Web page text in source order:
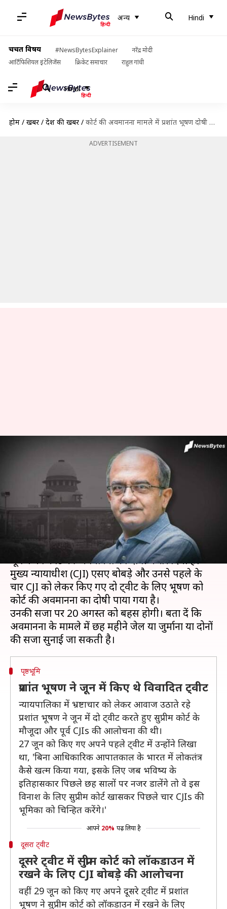
अन्य Hindi
चर्चित विषय #NewsBytesExplainer
नरेंद्र मोदी
आर्टिफिशियल इंटेलिजेंस
क्रिकेट समाचार राहुल गांधी
Hindi
होम / खबरें / देश की खबरें / कोर्ट की अवमानना मामले में प्रशांत भूषण दोषी करार, 20 अगस्त को सुनाई जाएगी सजा
ADVERTISEMENT
कोर्ट की अवमानना मामले में प्रशांत
भूषण दोषी करार, 20 अगस्त को
सुनाई जाएगी सजा
मुकुल तोमर Aug 14, 2020 12:54 pm
सुप्रीम कोर्ट ने वरिष्ठ वकील और सामाजिक कार्यकर्ता प्रशांत
भूषण को कोर्ट की अवमानना का दोषी करार दिया है।
मुख्य न्यायाधीश (CJI) एसए बोबड़े और उनसे पहले के
चार CJI को लेकर किए गए दो ट्वीट के लिए भूषण को
कोर्ट की अवमानना का दोषी पाया गया है।
उनकी सजा पर 20 अगस्त को बहस होगी। बता दें कि
अवमानना के मामले में छह महीने जेल या जुर्माना या दोनों
पृष्ठभूमि
प्रशांत भूषण ने जून में किए थे विवादित ट्वीट
न्यायपालिका में भ्रष्टाचार को लेकर आवाज उठाते रहे
प्रशांत भूषण ने जून में दो ट्वीट करते हुए सुप्रीम कोर्ट के
मौजूदा और पूर्व CJIs की आलोचना की थी।
27 जून को किए गए अपने पहले ट्वीट में उन्होंने लिखा
था, 'बिना आधिकारिक आपातकाल के भारत में लोकतंत्र
कैसे खत्म किया गया, इसके लिए जब भविष्य के
इतिहासकार पिछले छह सालों पर नजर डालेंगे तो वे इस
विनाश के लिए सुप्रीम कोर्ट खासकर पिछले चार CJIs की
भूमिका को चिन्हित करेंगे।'
आपने 20% पढ़ लिया है
दूसरा ट्वीट
दूसरे ट्वीट में सुप्रीम कोर्ट को लॉकडाउन में
रखने के लिए CJI बोबड़े की आलोचना
वहीं 29 जून को किए गए अपने दूसरे ट्वीट में प्रशांत
भूषण ने सुप्रीम कोर्ट को लॉकडाउन में रखने के लिए